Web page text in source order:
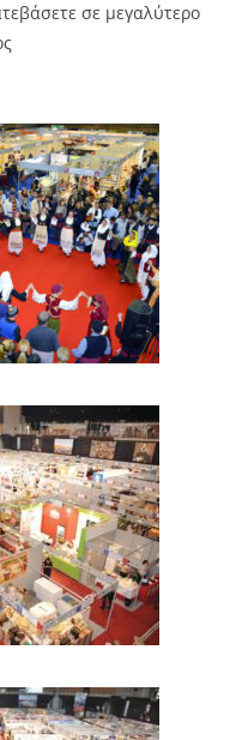
σε μεγαλύτερο